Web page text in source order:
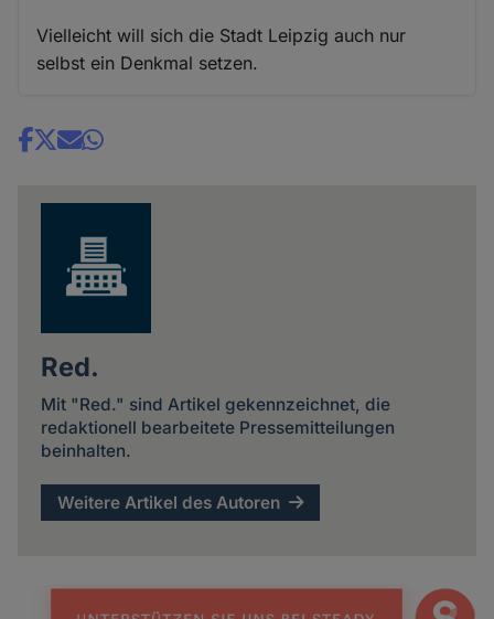
Vielleicht will sich die Stadt Leipzig auch nur
selbst ein Denkmal setzen.
Share
Red.
Mit "Red." sind Artikel gekennzeichnet, die
redaktionell bearbeitete Pressemitteilungen
beinhalten.
Weitere Artikel des Autoren